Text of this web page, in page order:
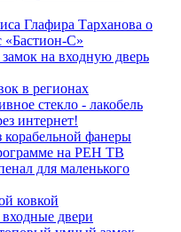
Глафира Тарханова о
«Бастион-С»
на входную дверь
в регионах
стекло - лакобель
интернет!
корабельной фанеры
на РЕН ТВ
для маленького
ковкой
двери